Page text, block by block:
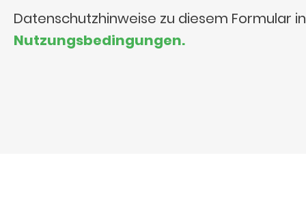
Datenschutzhinweise zu diesem Formular
Nutzungsbedingungen.